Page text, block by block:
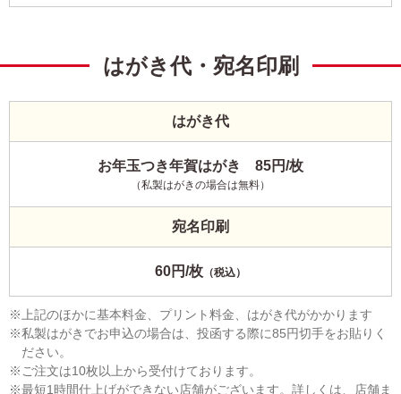
はがき代・宛名印刷
はがき代
お年玉つき年賀はがき 85円/枚
（私製はがきの場合は無料）
宛名印刷
60円/枚 （税込）
上記のほかに基本料金、プリント料金、はがき代がかかります
私製はがきでお申込の場合は、投函する際に85円切手をお貼りく
ださい。
ご注文は10枚以上から受付けております。
最短1時間仕上げができない店舗がございます。詳しくは、店舗ま